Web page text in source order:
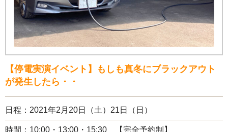
【停電実演イベント】もしも真冬にブラックアウト
が発生したら・・
日程：2021年2月20日（土）21日（日）
時間：10:00・13:00・15:30 【完全予約制】